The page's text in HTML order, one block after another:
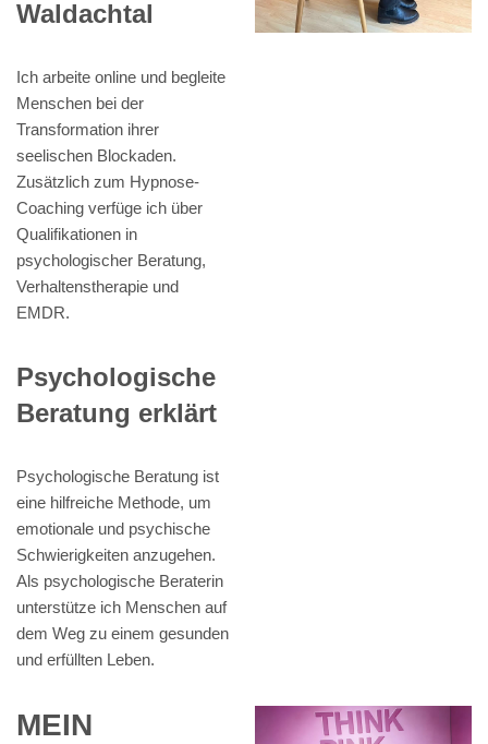
Waldachtal
Ich arbeite online und begleite
Menschen bei der
Transformation ihrer
seelischen Blockaden.
Zusätzlich zum Hypnose-
Coaching verfüge ich über
Qualifikationen in
psychologischer Beratung,
Verhaltenstherapie und
EMDR.
Psychologische
Beratung erklärt
Psychologische Beratung ist
eine hilfreiche Methode, um
emotionale und psychische
Schwierigkeiten anzugehen.
Als psychologische Beraterin
unterstütze ich Menschen auf
dem Weg zu einem gesunden
und erfüllten Leben.
MEIN